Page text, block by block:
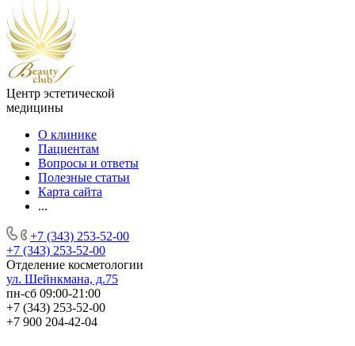
Центр эстетической
медицины
О клинике
Пациентам
Вопросы и ответы
Полезные статьи
Карта сайта
...
+7 (343) 253-52-00
+7 (343) 253-52-00
Отделение косметологии
ул. Шейнкмана, д.75
пн-сб 09:00-21:00
+7 (343) 253-52-00
+7 900 204-42-04